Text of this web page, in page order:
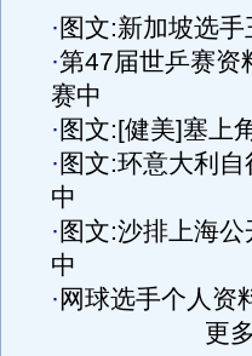
· 图文:新加坡选
·第47届世乒赛资
赛中
· 图文:[健美]塞上
· 图文:环意大利
中
· 图文:沙排上海
中
· 网球选手个人资
更